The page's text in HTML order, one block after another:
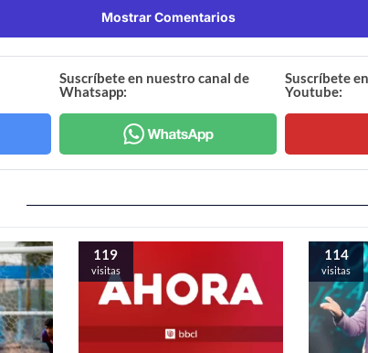
Mostrar Comentarios
Suscríbete en nuestro canal de
Whatsapp:
Suscríbete
Youtube:
119
visitas
114
visitas